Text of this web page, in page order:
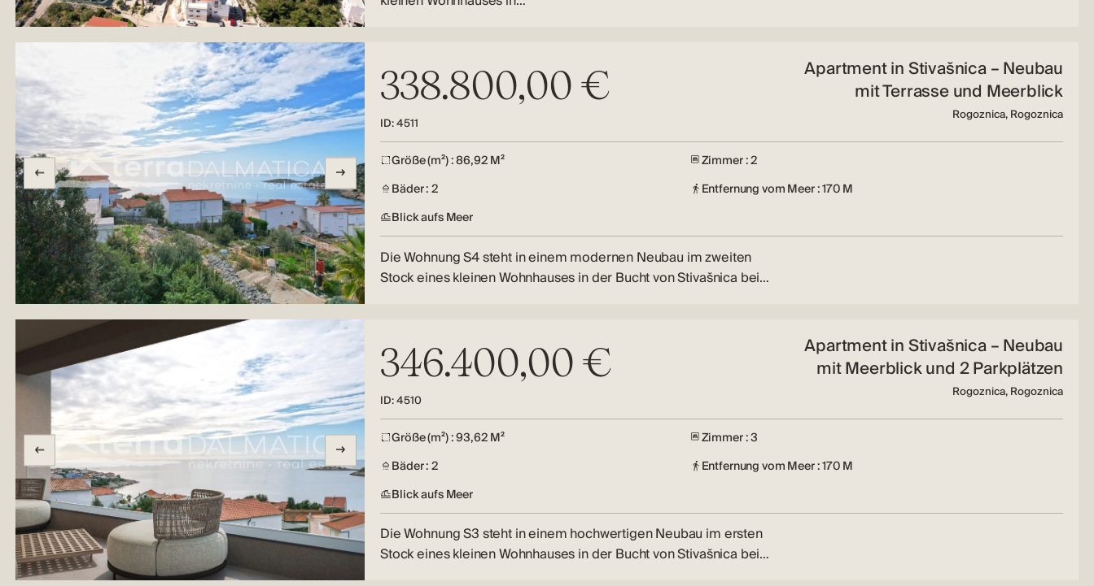
338.800,00 €
ID: 4511
Apartment in Stivašnica – Neubau
mit Terrasse und Meerblick
Rogoznica, Rogoznica
Größe (m²) : 86,92 M²
Zimmer : 2
Bäder : 2
Entfernung vom Meer : 170 M
Blick aufs Meer
Die Wohnung S4 steht in einem modernen Neubau im zweiten
Stock eines kleinen Wohnhauses in der Bucht von Stivašnica bei…
346.400,00 €
ID: 4510
Apartment in Stivašnica – Neubau
mit Meerblick und 2 Parkplätzen
Rogoznica, Rogoznica
Größe (m²) : 93,62 M²
Zimmer : 3
Bäder : 2
Entfernung vom Meer : 170 M
Blick aufs Meer
Die Wohnung S3 steht in einem hochwertigen Neubau im ersten
Stock eines kleinen Wohnhauses in der Bucht von Stivašnica bei…